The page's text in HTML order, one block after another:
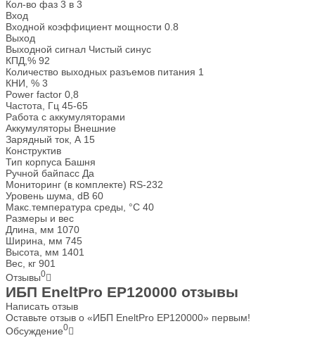
Кол-во фаз 3 в 3
Вход
Входной коэффициент мощности 0.8
Выход
Выходной сигнал Чистый синус
КПД,% 92
Количество выходных разъемов питания 1
КНИ, % 3
Power factor 0,8
Частота, Гц 45-65
Работа с аккумуляторами
Аккумуляторы Внешние
Зарядный ток, А 15
Конструктив
Тип корпуса Башня
Ручной байпасс Да
Мониторинг (в комплекте) RS-232
Уровень шума, dB 60
Макс.температура среды, °С 40
Размеры и вес
Длина, мм 1070
Ширина, мм 745
Высота, мм 1401
Вес, кг 901
Отзывы0
ИБП EneltPro EP120000 отзывы
Написать отзыв
Оставьте отзыв о «ИБП EneltPro EP120000» первым!
Обсуждение0